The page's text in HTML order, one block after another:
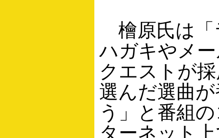
檜原氏は「
ハガキやメ
クエストが
選んだ選曲
う」と番組
ターネット